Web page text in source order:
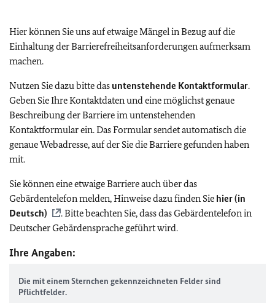
Hier können Sie uns auf etwaige Mängel in Bezug auf die
Einhaltung der Barrierefreiheitsanforderungen aufmerksam
machen.
Nutzen Sie dazu bitte das untenstehende Kontaktformular.
Geben Sie Ihre Kontaktdaten und eine möglichst genaue
Beschreibung der Barriere im untenstehenden
Kontaktformular ein. Das Formular sendet automatisch die
genaue Webadresse, auf der Sie die Barriere gefunden haben
mit.
Sie können eine etwaige Barriere auch über das
Gebärdentelefon melden, Hinweise dazu finden Sie hier (in
Deutsch)
. Bitte beachten Sie, dass das Gebärdentelefon in
Deutscher Gebärdensprache geführt wird.
Ihre Angaben:
Die mit einem Sternchen gekennzeichneten Felder sind
Pflichtfelder.